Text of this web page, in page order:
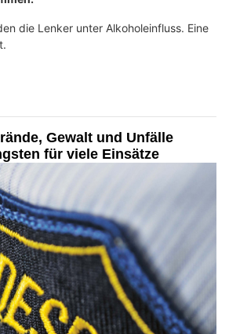
die Lenker unter Alkoholeinfluss. Eine
Gewalt und Unfälle
für viele Einsätze